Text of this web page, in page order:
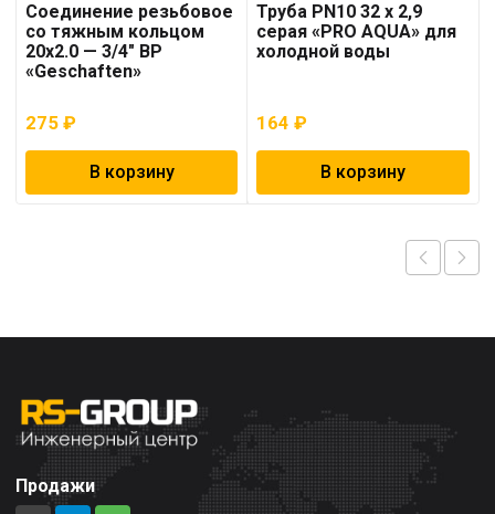
Соединение резьбовое
со тяжным кольцом
20х2.0 — 3/4″ ВР
«Geschaften»
275 ₽
В корзину
Труба PN10 32 x 2,9
серая «PRO AQUA» для
холодной воды
164₽
В корзину
Продажи